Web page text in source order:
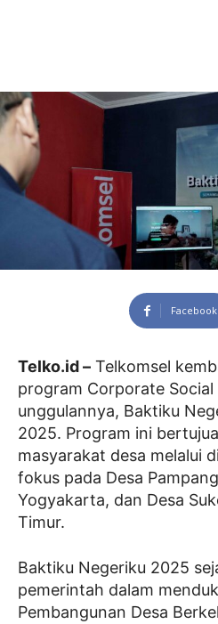
Facebook
Telko.id – Telkomsel
program Corporate Social
unggulannya, Baktiku
2025. Program ini
masyarakat desa melalui
fokus pada Desa
Yogyakarta, dan Desa
Timur.
Baktiku Negeriku 2025
pemerintah dalam
Pembangunan Desa